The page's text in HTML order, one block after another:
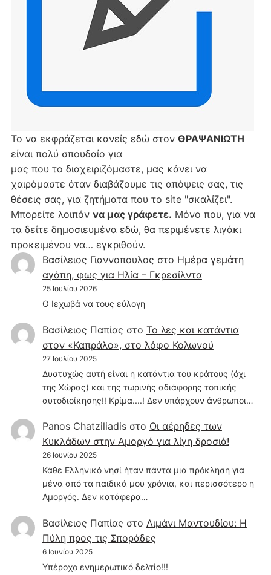
Το να εκφράζεται κανείς εδώ στον ΘΡΑΨΑΝΙΩΤΗ
είναι πολύ σπουδαίο για
μας που το διαχειριζόμαστε, μας κάνει να
χαιρόμαστε όταν διαβάζουμε τις απόψεις σας, τις
θέσεις σας, για ζητήματα που το site "σκαλίζει".
Μπορείτε λοιπόν να μας γράφετε. Μόνο που, για να
τα δείτε δημοσιευμένα εδώ, θα περιμένετε λιγάκι
προκειμένου να… εγκριθούν.
Βασίλειος Γιαννοπουλος στο Hμέρα γεμάτη
αγάπη, φως για Ηλία – Γκρεσίλντα
25 Ιουλίου 2026
Ο Ιεχωβά να τους εύλογη
Βασίλειος Παπίας στο Το λες και κατάντια
στον «Καπράλο», στο λόφο Κολωνού
27 Ιουλίου 2025
Δυστυχώς αυτή είναι η κατάντια του κράτους (όχι
της Χώρας) και της τωρινής αδιάφορης τοπικής
αυτοδιοίκησης!! Κρίμα....! Δεν υπάρχουν άνθρωποι…
Panos Chatziliadisστο Οι αέρηδες των
Κυκλάδων στην Αμοργό για λίγη δροσιά!
26 Ιουνίου 2025
Κάθε Ελληνικό νησί ήταν πάντα μια πρόκληση για
μένα από τα παιδικά μου χρόνια, και περισσότερο η
Αμοργός. Δεν κατάφερα…
Βασίλειος Παπίας στο Λιμάνι Μαντουδίου: Η
Πύλη προς τις Σποράδες
6 Ιουνίου 2025
Υπέροχο ενημερωτικό δελτίο!!!